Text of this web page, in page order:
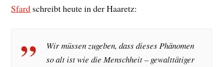
Sfard schreibt heute in der Haaretz:
Wir müssen zugeben, dass dieses Phänomen
so alt ist wie die Menschheit – gewalttätiger